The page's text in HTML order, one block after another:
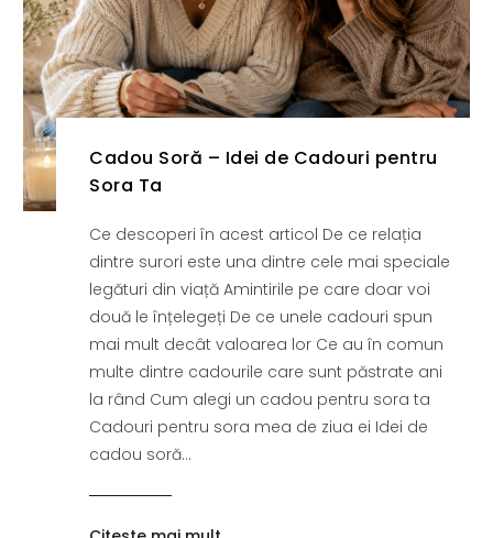
Cadou Soră – Idei de Cadouri pentru
Sora Ta
Ce descoperi în acest articol De ce relația
dintre surori este una dintre cele mai speciale
legături din viață Amintirile pe care doar voi
două le înțelegeți De ce unele cadouri spun
mai mult decât valoarea lor Ce au în comun
multe dintre cadourile care sunt păstrate ani
la rând Cum alegi un cadou pentru sora ta
Cadouri pentru sora mea de ziua ei Idei de
cadou soră...